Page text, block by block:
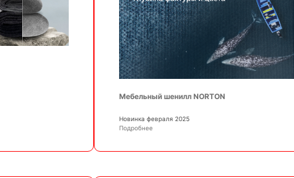
Мебельный шенилл NORTON
Новинка февраля 2025
Подробнее